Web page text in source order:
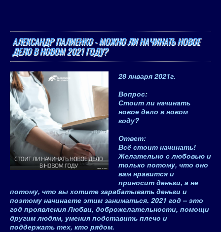
АЛЕКСАНДР ПАЛИЕНКО - МОЖНО ЛИ НАЧИНАТЬ НОВОЕ
ДЕЛО В НОВОМ 2021 ГОДУ?
28 января 2021г.
Вопрос:
Стоит ли начинать
новое дело в новом
году?
Ответ:
Всё стоит начинать!
Желательно с любовью и
только потому, что оно
вам нравится и
приносит деньги, а не
потому, что вы хотите зарабатывать деньги и
поэтому начинаете этим заниматься. 2021 год – это
год проявления Любви, доброжелательности, помощи
другим людям, умения подставить плечо и
поддержать тех, кто рядом.